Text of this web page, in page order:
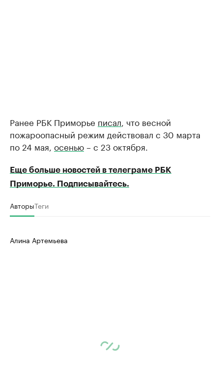
Ранее РБК Приморье писал , что весной
пожароопасный режим действовал с 30 марта
по 24 мая, осенью– с 23 октября.
Еще больше новостей в телеграме РБК
Приморье. Подписывайтесь.
АвторыТеги
Алина Артемьева